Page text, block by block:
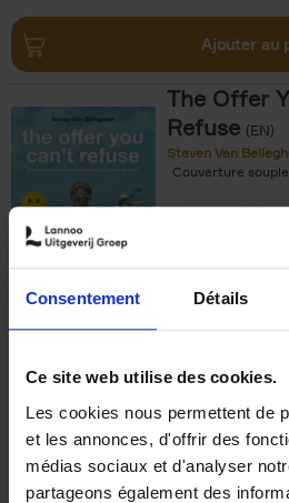
Consentement Détails
Ce site web utilise des cookies.
Les cookies nous permettent de
et les annonces, d'offrir des
médias sociaux et d'analyser
partageons également des
Ajouter au
The Offer
Refuse (EN)
Steven Van
Couverture souple
€37,50
Building
Business
Jochen Roef
Couverture souple